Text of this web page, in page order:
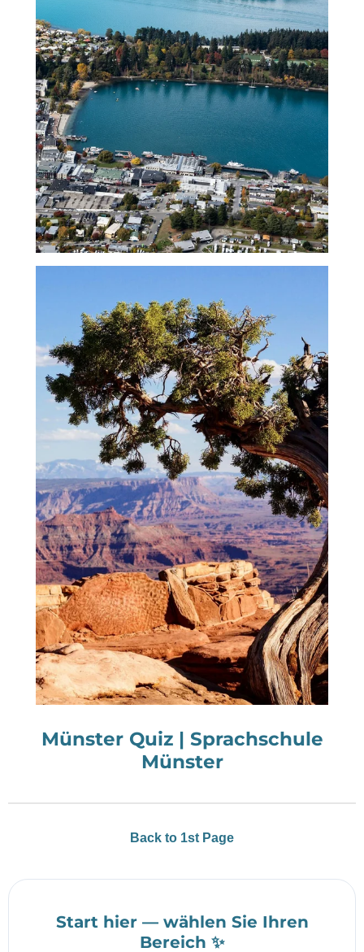
Münster Quiz | Sprachschule
Münster
Back to 1st Page
Start hier — wählen Sie Ihren
Bereich ✨